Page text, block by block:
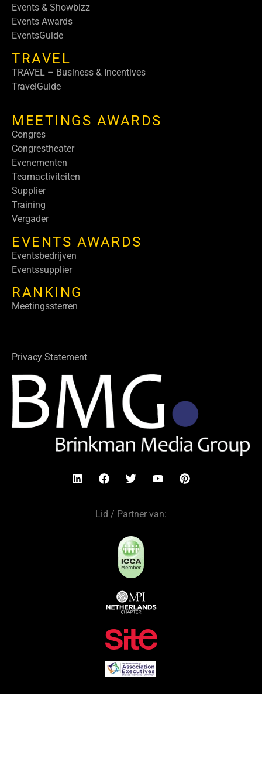
Events & Showbizz
Events Awards
EventsGuide
TRAVEL
TRAVEL – Business & Incentives
TravelGuide
MEETINGS AWARDS
Congres
Congrestheater
Evenementen
Teamactiviteiten
Supplier
Training
Vergader
EVENTS AWARDS
Eventsbedrijven
Eventssupplier
RANKING
Meetingssterren
Privacy Statement
Lid / Partner van: